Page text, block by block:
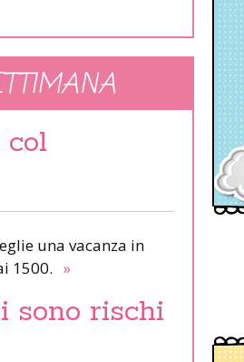
col
una vacanza in
1500. »
sono rischi